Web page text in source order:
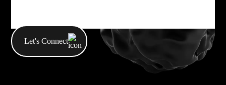
Let's Connect